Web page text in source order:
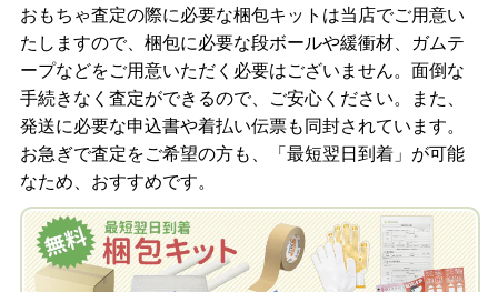
商品を撮影して、査定フォームから画像
を送信します。
梱包キットをメールで申し込み
査定結果をメールで確認し、梱包キット
を申し込みます。梱包キットは送料無料
でお届けします。
自宅でおもちゃを発送・梱包
「ジョニージョイLINE査定」を友だちに
追加し、スマートフォンなどのカメラで
撮影したおもちゃの写真をトーク中に送
梱包キットをLINEで申し込み
査定結果をLINEで確認し、梱包キットを
申し込みます。梱包キットは送料無料で
お届けします。
おもちゃ査定の際に必要な梱包キットは当店でご用意い
たしますので、梱包に必要な段ボールや緩衝材、ガムテ
ープなどをご用意いただく必要はございません。面倒な
手続きなく査定ができるので、ご安心ください。また、
発送に必要な申込書や着払い伝票も同封されています。
お急ぎで査定をご希望の方も、「最短翌日到着」が可能
なため、おすすめです。